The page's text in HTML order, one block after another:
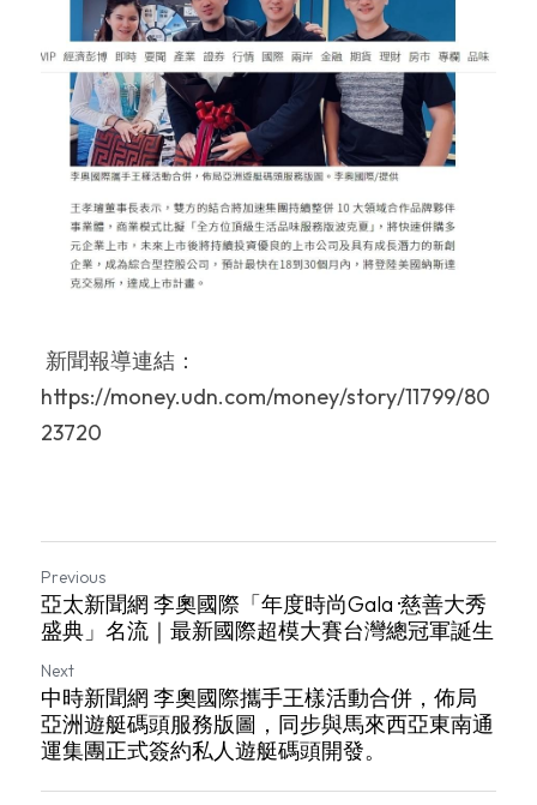
https://money.udn.com/money/story/11799/80
23720
Previous
亞太新聞網 李奧國際「年度時尚Gala ·慈善大秀
盛典」名流｜最新國際超模大賽台灣總冠軍誕生
Next
中時新聞網 李奧國際攜手王樣活動合併，佈局
亞洲遊艇碼頭服務版圖，同步與馬來西亞東南通
運集團正式簽約私人遊艇碼頭開發。